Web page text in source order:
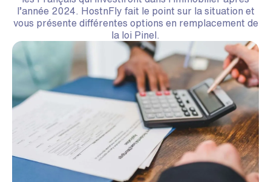
l’année 2024. HostnFly fait le point sur la situation et
vous présente différentes options en remplacement de
la loi Pinel.